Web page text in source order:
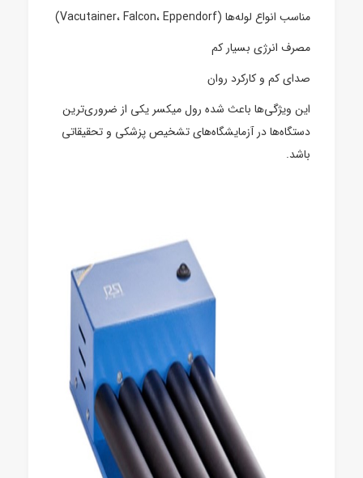
مناسب انواع لوله‌ها (Vacutainer، Falcon، Eppendorf)
مصرف انرژی بسیار کم
صدای کم و کارکرد روان
این ویژگی‌ها باعث شده رول میکسر یکی از ضروری‌ترین
دستگاه‌ها در آزمایشگاه‌های تشخیص پزشکی و تحقیقاتی
باشد.